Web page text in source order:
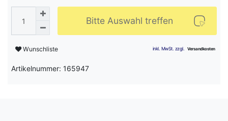
Bitte Auswahl treffen
Wunschliste
Artikelnummer: 165947